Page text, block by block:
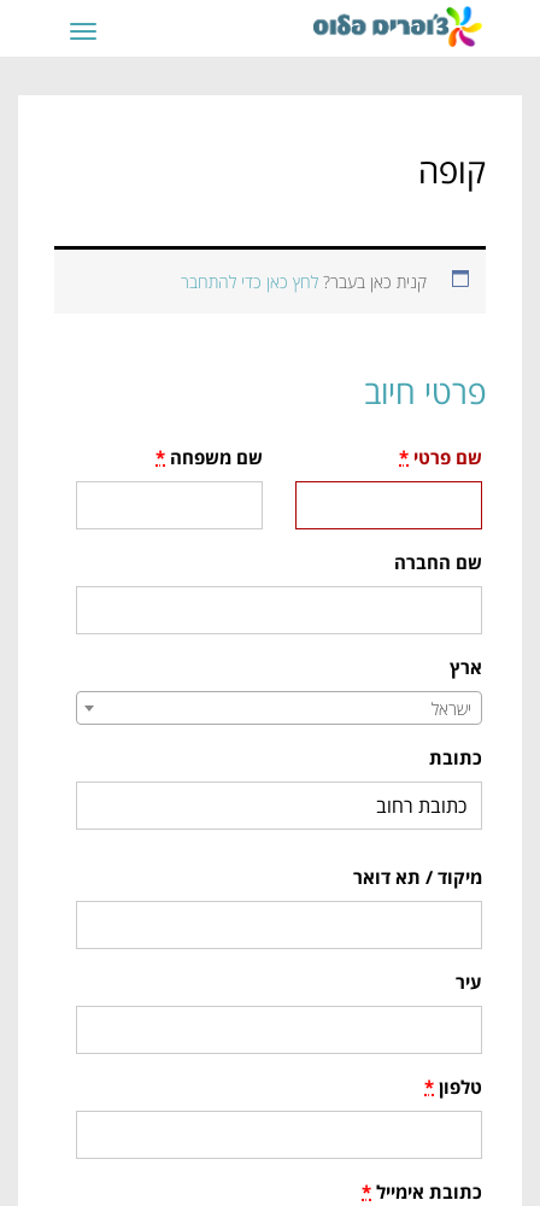
תפריט
קופה
קנית כאן בעבר? לחץ כאן כדי להתחבר
פרטי חיוב
שם פרטי * שם משפחה *
שם החברה
ארץ
ישראל
כתובת
מיקוד / תא דואר
עיר
טלפון *
כתובת אימייל *